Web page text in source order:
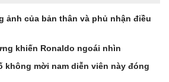
ảnh của bản thân và phủ nhận điều
khiến Ronaldo ngoái nhìn
không mời nam diễn viên này đóng